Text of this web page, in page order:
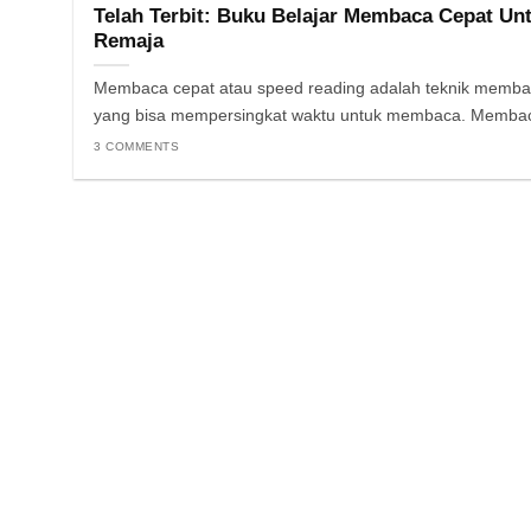
Telah Terbit: Buku Belajar Membaca Cepat
Remaja
Membaca cepat atau speed reading adalah teknik
yang bisa mempersingkat waktu untuk membaca.
3 COMMENTS